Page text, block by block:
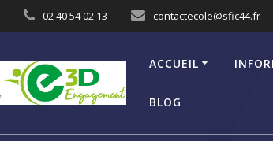
02 40 54 02 13 contactecole@sfic44.fr
ACCUEIL
BLOG